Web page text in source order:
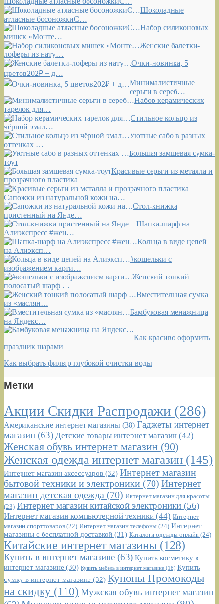
Шоколадные
атласные босоножкиС…
Набор силиконовых
мишек «Монте…
Женские балетки-
лоферы из нату…
Очки-новинка, 5
цветов202₽ + д…
Минималистичные
серьги в сереб…
Набор керамических
тарелок для…
Стильное кольцо из
чёрной эмал…
Уютные сабо в разных
оттенках …
Большая замшевая сумка-
тоут
Красивые серьги из металла и
прозрачного пластика
Сапожки из натуральной кожи на…
Стол-книжка
пристенный на Янде…
Шапка-шарф на
Алиэкспресс #жен…
Кольца в виде цепей
на Алиэксп…
#кошельки с
изображением карти…
Женский тонкий
полосатый шарф …
Вместительная сумка
из «маслян…
Бамбуковая менажница
на Яндекс…
Как красиво оформить
праздник шарами
Как выбрать фильтр глубокой очистки воды
Метки
Акции Скидки Распродажи (286)
Американские интернет магазины (38) Гаджеты интернет
магазин (63) Детские товары интернет магазин (42)
Женская обувь интернет магазин (90)
Женская одежда интернет магазин (145)
Интернет магазин аксессуаров (32) Интернет магазин
бытовой техники и электроники (70) Интернет
магазин детская одежда (70) Интернет магазин для красоты
(23) Интернет магазин китайской электроники (56)
Интернет магазин компьютерной техники (44) Интернет
магазин спорттоваров (22) Интернет магазин телефоны (24) Интернет
магазины с бесплатной доставкой (31) Каталоги одежды онлайн (24)
Китайские интернет магазины (128)
Купить в интернет магазине (63) Купить косметику в
интернет магазине (30) Купить мебель в интернет магазине (18) Купить
сумку в интернет магазине (32) Купоны Промокоды
на скидку (110) Мужская обувь интернет магазин